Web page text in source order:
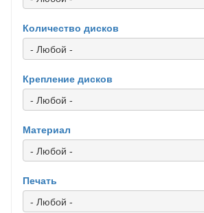
Количество дисков
- Любой -
Крепление дисков
- Любой -
Материал
- Любой -
Печать
- Любой -